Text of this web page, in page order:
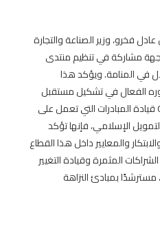
فخرو، وزير الصناعة والتجارة
جهة مشاركة في تنظيم منتدى
في المنامة.ويؤكد هذا
ودوره الفعال في تشكيل مستقبل
وبينما تواصل GAC قيادة المبادرات التي تعمل على
الإسلامي، فإنها تؤكد
والمعايير داخل هذا القطاع
المثمرة وقيادة التغيير
مسترشدًا بمبادئ النزاهة